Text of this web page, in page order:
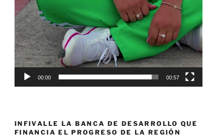
00:00 00:57
INFIVALLE LA BANCA DE DESARROLLO QUE
FINANCIA EL PROGRESO DE LA REGIÓN